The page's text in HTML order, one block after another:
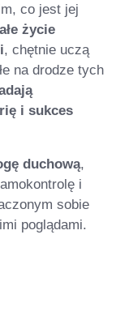
co jest jej
życie
, chętnie uczą
na drodze tych
i sukces
duchową,
i
sobie
poglądami.